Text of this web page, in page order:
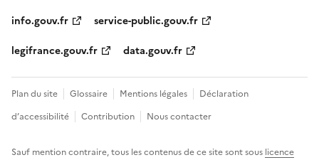
info.gouv.fr
service-public.gouv.fr
legifrance.gouv.fr
data.gouv.fr
Plan du site Glossaire Mentions légales
Déclaration
d’accessibilité
Contribution Nous contacter
Sauf mention contraire, tous les contenus de ce site sont sous licence